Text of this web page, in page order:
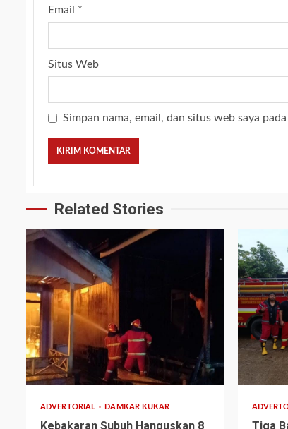
Email *
Situs Web
Simpan nama, email, dan situs web saya
Related Stories
2 min read
ADVERTORIAL DAMKAR KUKAR
Kebakaran Subuh Hanguskan 8
1 min read
Tiga